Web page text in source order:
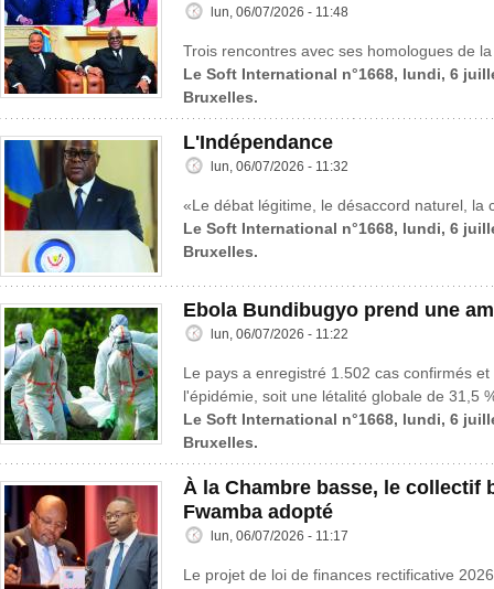
lun, 06/07/2026 - 11:48
Trois rencontres avec ses homologues de
Le Soft International n°1668, lundi, 6
Bruxelles.
L'Indépendance
lun, 06/07/2026 - 11:32
«Le débat légitime, le désaccord naturel, la
Le Soft International n°1668, lundi, 6
Bruxelles.
Ebola Bundibugyo prend une
lun, 06/07/2026 - 11:22
Le pays a enregistré 1.502 cas confirmés
l'épidémie, soit une létalité globale de 31,5
Le Soft International n°1668, lundi, 6
Bruxelles.
À la Chambre basse, le collectif
Fwamba adopté
lun, 06/07/2026 - 11:17
Le projet de loi de finances rectificative